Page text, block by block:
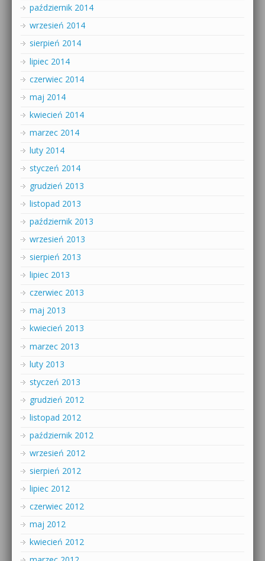
październik 2014
wrzesień 2014
sierpień 2014
lipiec 2014
czerwiec 2014
maj 2014
kwiecień 2014
marzec 2014
luty 2014
styczeń 2014
grudzień 2013
listopad 2013
październik 2013
wrzesień 2013
sierpień 2013
lipiec 2013
czerwiec 2013
maj 2013
kwiecień 2013
marzec 2013
luty 2013
styczeń 2013
grudzień 2012
listopad 2012
październik 2012
wrzesień 2012
sierpień 2012
lipiec 2012
czerwiec 2012
maj 2012
kwiecień 2012